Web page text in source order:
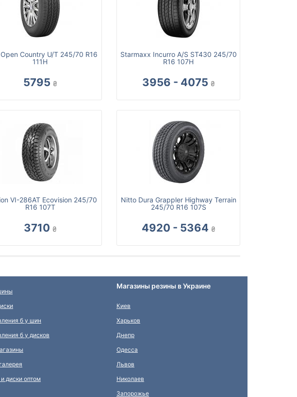
Country U/T 245/70 R16
111H
5795 ₴
Starmaxx Incurro A/S ST430 245/70
R16 107H
3956 - 4075 ₴
VI-286AT Ecovision 245/70
R16 107T
3710 ₴
Nitto Dura Grappler Highway Terrain
245/70 R16 107S
4920 - 5364 ₴
б у шин
б у дисков
диски оптом
Магазины резины в Украине
Киев
Харьков
Днепр
Одесса
Львов
Николаев
Запорожье